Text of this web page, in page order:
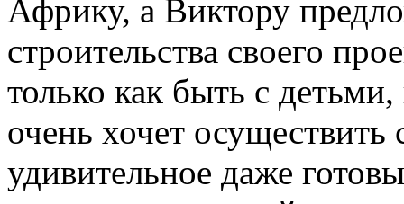
Африку, а Виктору
строительства своего
только как быть с
очень хочет
удивительное даже